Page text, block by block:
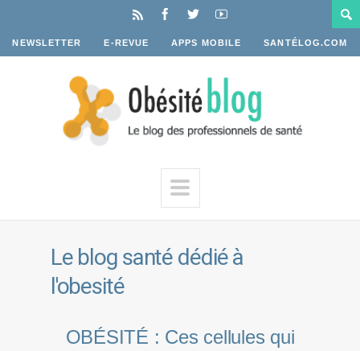
NEWSLETTER E-REVUE APPS MOBILE SANTÉLOG.COM
Le blog santé dédié à
l'obesité
OBÉSITÉ : Ces cellules qui